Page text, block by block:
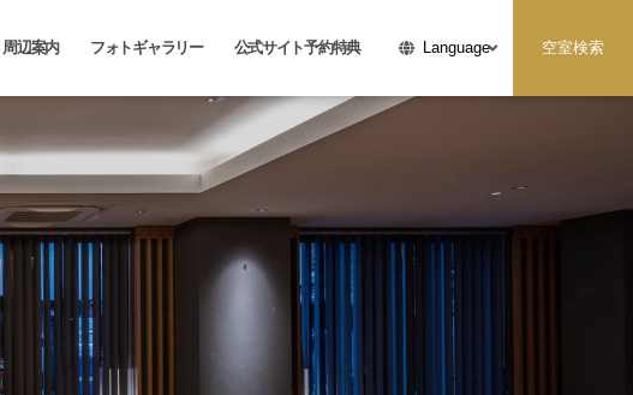
周辺案内 フォトギャラリー 公式サイト予約特典 Language 空室検索